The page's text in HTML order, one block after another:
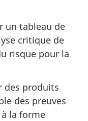
un tableau de
critique de
risque pour la
des produits
des preuves
la forme